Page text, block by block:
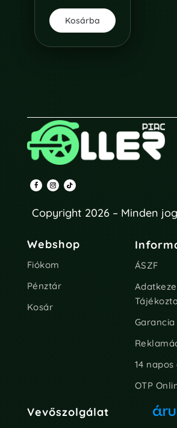
Kosárba
Copyright 2026 – Minden
Webshop
Fiókom
Pénztár
Kosár
ÁSZF
Garancia
14
OTP
Vevőszolgálat